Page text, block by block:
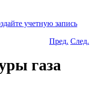
учетную запись
Пред. След.
газа